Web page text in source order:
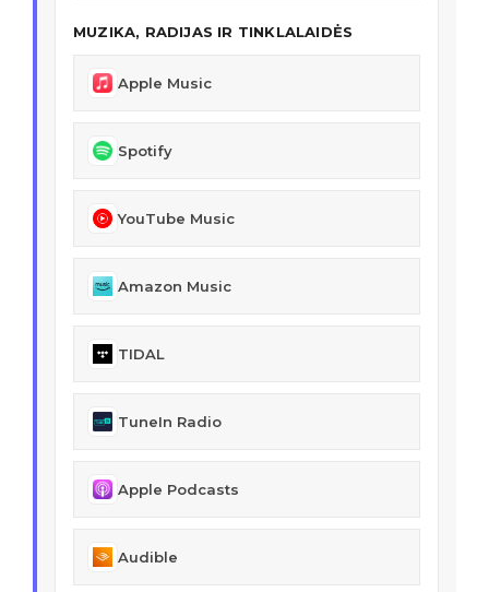
MUZIKA, RADIJAS IR TINKLALAIDĖS
Apple Music
Spotify
YouTube Music
Amazon Music
TIDAL
TuneIn Radio
Apple Podcasts
Audible